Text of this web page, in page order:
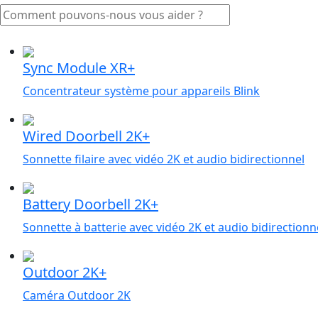
Sync Module XR+
Concentrateur système pour appareils Blink
Wired Doorbell 2K+
Sonnette filaire avec vidéo 2K et audio bidirectionnel
Battery Doorbell 2K+
Sonnette à batterie avec vidéo 2K et audio
Outdoor 2K+
Caméra Outdoor 2K